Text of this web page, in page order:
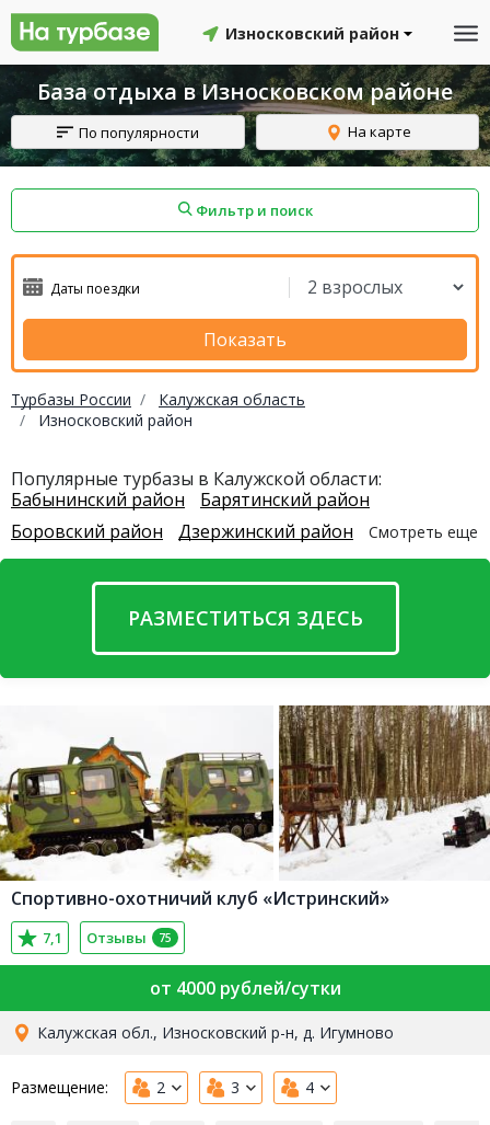
Износковский район
База отдыха в Износковском районе
По популярности На карте
Фильтр и поиск
Показать
Турбазы России
Калужская область
Износковский район
Популярные турбазы в Калужской области:
Бабынинский район
Барятинский район
Боровский район
Дзержинский район Смотреть еще
РАЗМЕСТИТЬСЯ ЗДЕСЬ
Спортивно-охотничий клуб «Истринский»
7,1 Отзывы 75
от 4000 рублей/сутки
Калужская обл., Износковский р-н, д. Игумново
Размещение: 2 3 4
Смоленский район Топчихинский район
Северодвинск Устьянский район